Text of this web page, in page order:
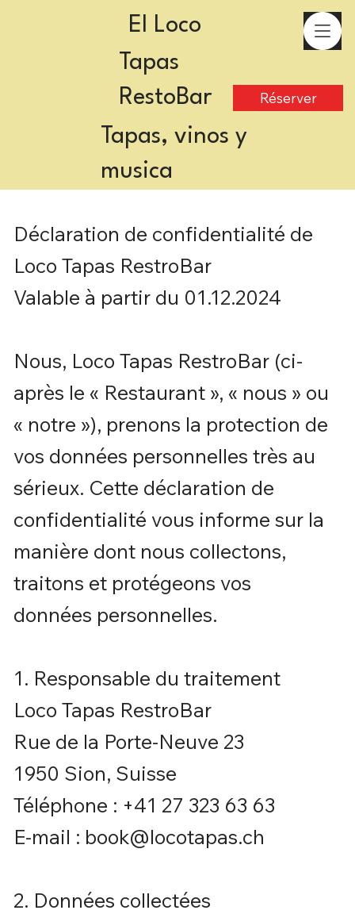
El Loco
Tapas
RestoBar
Tapas, vinos y
musica
Réserver
Déclaration de confidentialité de
Loco Tapas RestroBar
Valable à partir du 01.12.2024
Nous, Loco Tapas RestroBar (ci-
après le « Restaurant », « nous » ou
« notre »), prenons la protection de
vos données personnelles très au
sérieux. Cette déclaration de
confidentialité vous informe sur la
manière dont nous collectons,
traitons et protégeons vos
données personnelles.
1. Responsable du traitement
Loco Tapas RestroBar
Rue de la Porte-Neuve 23
1950 Sion, Suisse
Téléphone : +41 27 323 63 63
E-mail : book@locotapas.ch
2. Données collectées